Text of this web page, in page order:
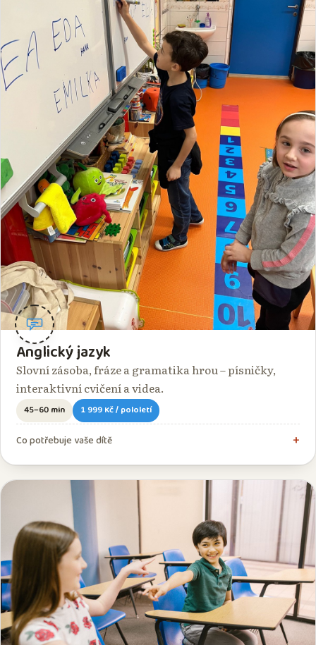
Anglický jazyk
Slovní zásoba, fráze a gramatika hrou – písničky,
interaktivní cvičení a videa.
45–60 min 1 999 Kč / pololetí
Co potřebuje vaše dítě